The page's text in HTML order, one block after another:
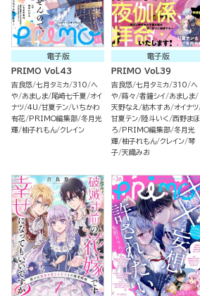
電子版
PRIMO Vol.43
吉良悠 七月タミカ 310 へ
や
あましま 尾崎七千夏 オイ
ナツ 4U 甘夏テン いちかわ
有花
PRIMO編集部 冬月光
輝 柚子れもん クレイン
電子版
PRIMO Vol.39
吉良悠 七月タミカ 310 へ
や 蒔々 者鐘シイ あましま
天野なえ
紡木すあ オイナツ
甘夏テン 陸斗いく 西野まほ
ろ
PRIMO編集部 冬月光
輝 柚子れもん クレイン 琴
子 天織みお